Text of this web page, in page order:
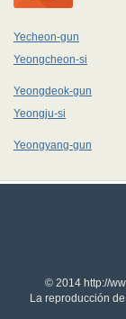
Yecheon-gun
Yeongcheon-si
Yeongdeok-gun
Yeongju-si
Yeongyang-gun
© 2014 http://
La reproducción